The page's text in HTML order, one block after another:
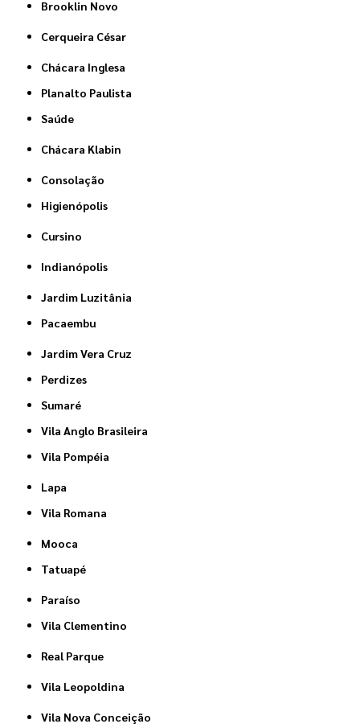
Brooklin Novo
Cerqueira César
Chácara Inglesa
Planalto Paulista
Saúde
Chácara Klabin
Consolação
Higienópolis
Cursino
Indianópolis
Jardim Luzitânia
Pacaembu
Jardim Vera Cruz
Perdizes
Sumaré
Vila Anglo Brasileira
Vila Pompéia
Lapa
Vila Romana
Mooca
Tatuapé
Paraíso
Vila Clementino
Real Parque
Vila Leopoldina
Vila Nova Conceição